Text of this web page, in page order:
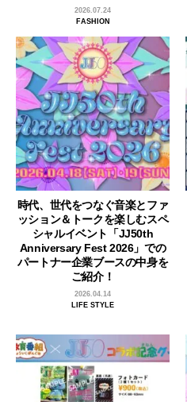
2026.07.24
FASHION
時代、世代をつなぐ音楽とファ
ッション＆トークを楽しむスペ
シャルイベント「JJ50th
Anniversary Fest 2026」での
パートナー企業ブースの中身を
ご紹介！
2026.04.14
LIFE STYLE